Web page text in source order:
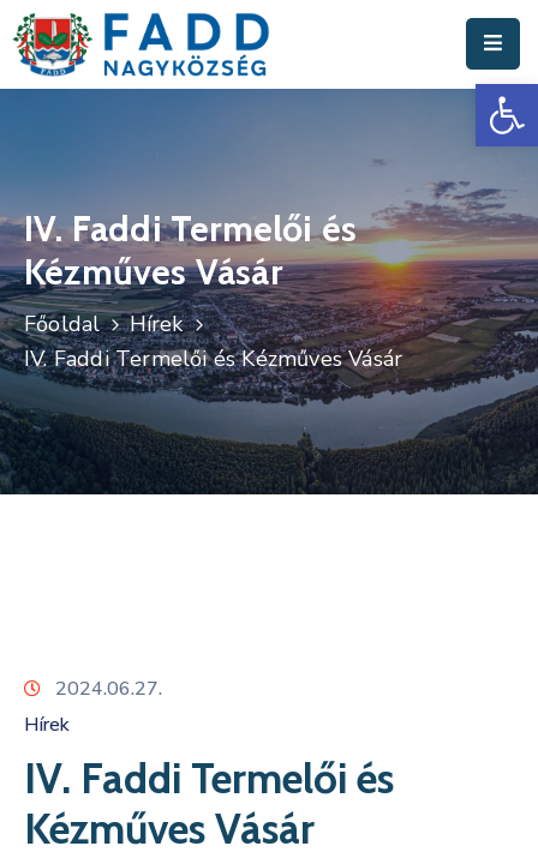
Hivatal
Fadd
Nagyközség
Turisztika
Választási
Információk
Események
IV. Faddi Termelői és
Kézműves Vásár
Főoldal
Hírek
IV. Faddi Termelői és Kézműves Vásár
2024.06.27.
Hírek
IV. Faddi Termelői és
Kézműves Vásár